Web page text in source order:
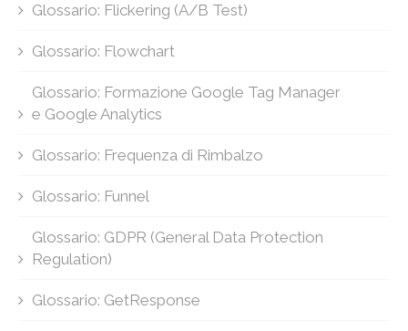
Glossario: Flickering (A/B Test)
Glossario: Flowchart
Glossario: Formazione Google Tag Manager
e Google Analytics
Glossario: Frequenza di Rimbalzo
Glossario: Funnel
Glossario: GDPR (General Data Protection
Regulation)
Glossario: GetResponse